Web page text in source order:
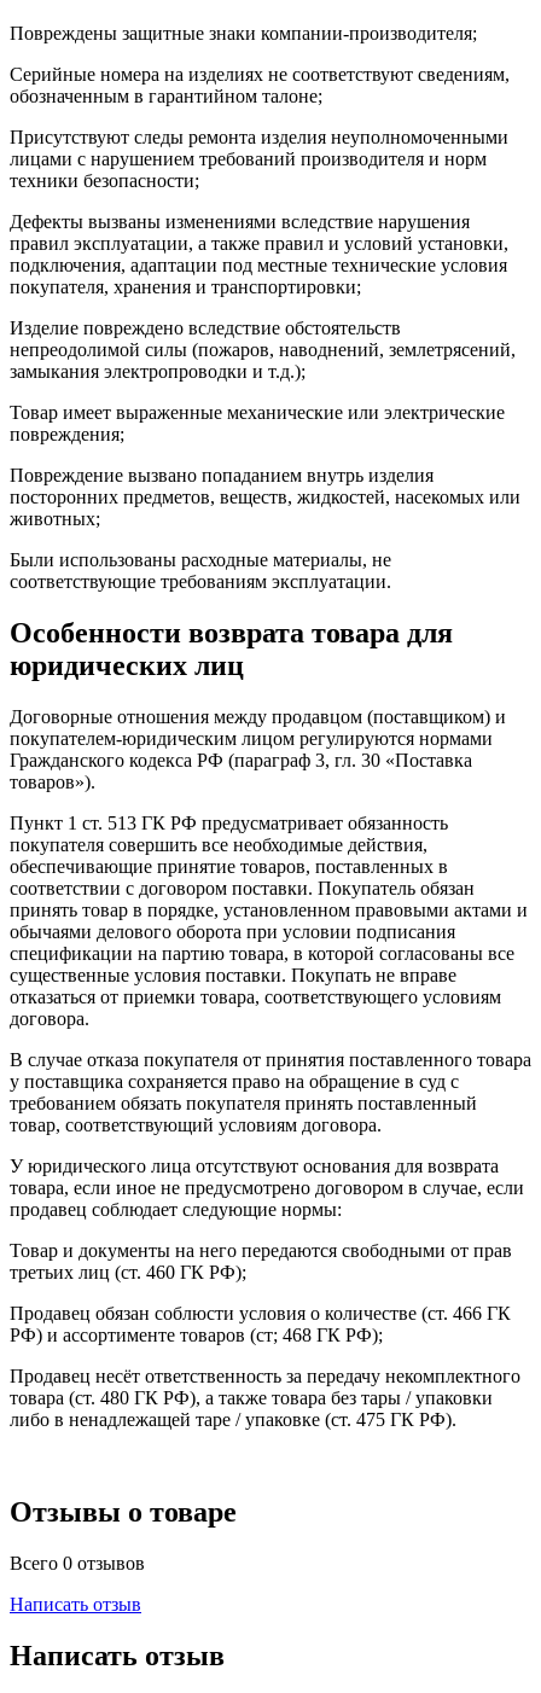
Повреждены защитные знаки компании-производителя;
Серийные номера на изделиях не соответствуют сведениям,
обозначенным в гарантийном талоне;
Присутствуют следы ремонта изделия неуполномоченными
лицами с нарушением требований производителя и норм
техники безопасности;
Дефекты вызваны изменениями вследствие нарушения
правил эксплуатации, а также правил и условий установки,
подключения, адаптации под местные технические условия
покупателя, хранения и транспортировки;
Изделие повреждено вследствие обстоятельств
непреодолимой силы (пожаров, наводнений, землетрясений,
замыкания электропроводки и т.д.);
Товар имеет выраженные механические или электрические
повреждения;
Повреждение вызвано попаданием внутрь изделия
посторонних предметов, веществ, жидкостей, насекомых или
животных;
Были использованы расходные материалы, не
соответствующие требованиям эксплуатации.
Особенности возврата товара для
юридических лиц
Договорные отношения между продавцом (поставщиком) и
покупателем-юридическим лицом регулируются нормами
Гражданского кодекса РФ (параграф 3, гл. 30 «Поставка
товаров»).
Пункт 1 ст. 513 ГК РФ предусматривает обязанность
покупателя совершить все необходимые действия,
обеспечивающие принятие товаров, поставленных в
соответствии с договором поставки. Покупатель обязан
принять товар в порядке, установленном правовыми актами и
обычаями делового оборота при условии подписания
спецификации на партию товара, в которой согласованы все
существенные условия поставки. Покупать не вправе
отказаться от приемки товара, соответствующего условиям
договора.
В случае отказа покупателя от принятия поставленного товара
у поставщика сохраняется право на обращение в суд с
требованием обязать покупателя принять поставленный
товар, соответствующий условиям договора.
У юридического лица отсутствуют основания для возврата
товара, если иное не предусмотрено договором в случае, если
продавец соблюдает следующие нормы:
Товар и документы на него передаются свободными от прав
третьих лиц (ст. 460 ГК РФ);
Продавец обязан соблюсти условия о количестве (ст. 466 ГК
РФ) и ассортименте товаров (ст; 468 ГК РФ);
Продавец несёт ответственность за передачу некомплектного
товара (ст. 480 ГК РФ), а также товара без тары / упаковки
либо в ненадлежащей таре / упаковке (ст. 475 ГК РФ).
Отзывы о товаре
Всего 0 отзывов
Написать отзыв
Написать отзыв